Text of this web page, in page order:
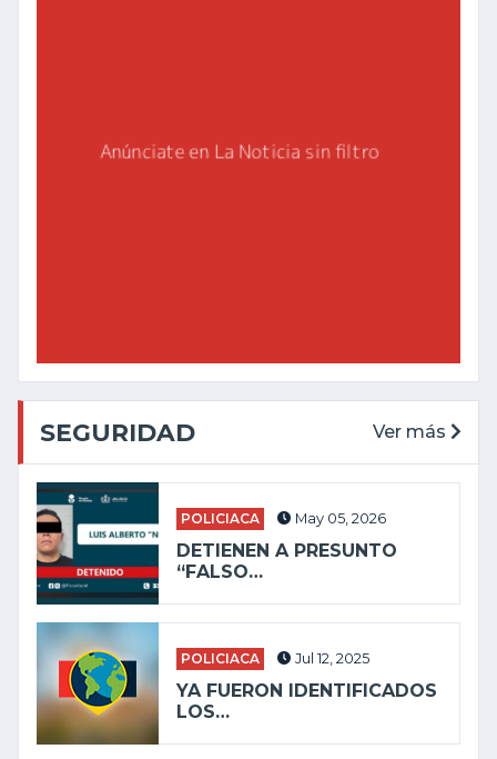
SEGURIDAD Ver más
POLICIACA May 05, 2026
DETIENEN A PRESUNTO
“FALSO…
POLICIACA Jul 12, 2025
YA FUERON IDENTIFICADOS
LOS…